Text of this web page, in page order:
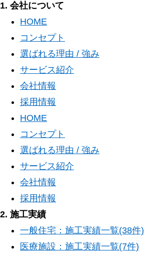
1. 会社について
HOME
コンセプト
選ばれる理由 / 強み
サービス紹介
会社情報
採用情報
HOME
コンセプト
選ばれる理由 / 強み
サービス紹介
会社情報
採用情報
2. 施工実績
一般住宅：施工実績一覧(38件)
医療施設：施工実績一覧(7件)